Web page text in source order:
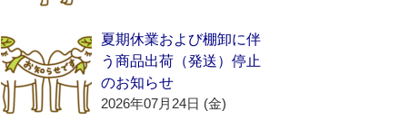
夏期休業および棚卸に伴
う商品出荷（発送）停止
のお知らせ
2026年07月24日 (金)